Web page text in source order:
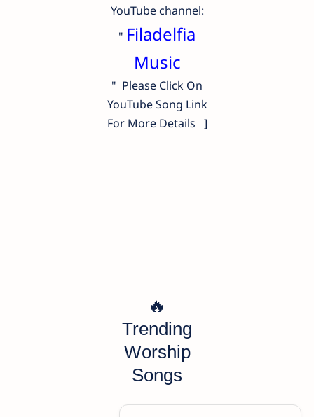
YouTube channel:
" Filadelfia
Music
" Please Click On
YouTube Song Link
For More Details ]
🔥
Trending
Worship
Songs